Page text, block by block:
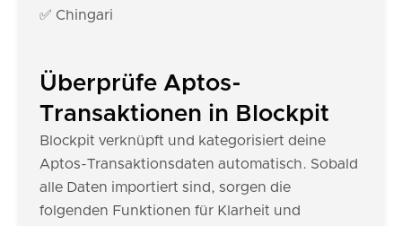
✅ Chingari
Überprüfe Aptos-
Transaktionen in Blockpit
Blockpit verknüpft und kategorisiert deine
Aptos-Transaktionsdaten automatisch. Sobald
alle Daten importiert sind, sorgen die
folgenden Funktionen für Klarheit und